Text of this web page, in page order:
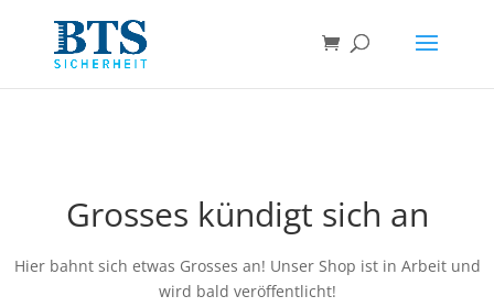
Grosses kündigt sich an
Hier bahnt sich etwas Grosses an! Unser Shop ist in Arbeit und
wird bald veröffentlicht!